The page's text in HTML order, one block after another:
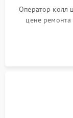
Оператор колл
цене